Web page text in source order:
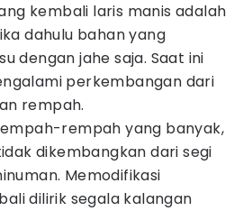
kembali laris manis adalah
dahulu bahan yang
dengan jahe saja. Saat ini
perkembangan dari
rempah.
rempah yang banyak,
dikembangkan dari segi
Memodifikasi
dilirik segala kalangan